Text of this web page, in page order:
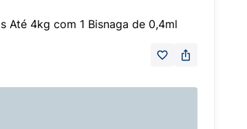
Até 4kg com 1 Bisnaga de 0,4ml